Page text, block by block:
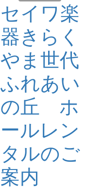
セイワ楽
器きらく
やま世代
ふれあい
の丘 ホ
ールレン
タルのご
案内